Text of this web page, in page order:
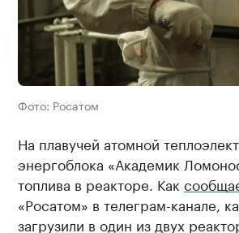
Фото: Росатом
На плавучей атомной
энергоблока «Академик
топлива в реакторе. Как
«Росатом» в телеграм-канале,
загрузили в один из двух